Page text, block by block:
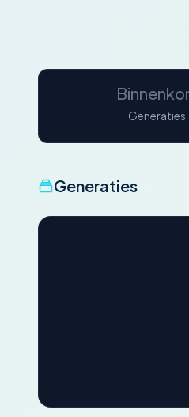
Generaties
Generaties